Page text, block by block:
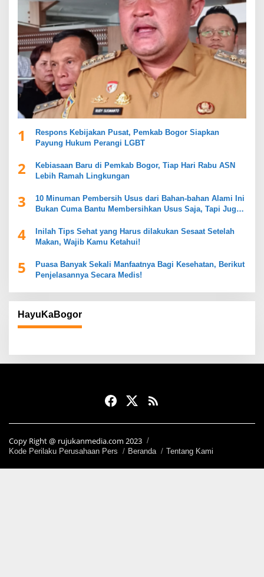
1
Respons Kebijakan Pusat, Pemkab Bogor Siapkan
Payung Hukum Perangi LGBT
2
Kebiasaan Baru di Pemkab Bogor, Tiap Hari Rabu ASN
Lebih Ramah Lingkungan
3
10 Minuman Pembersih Usus dari Bahan-bahan Alami Ini
Bukan Cuma Bantu Membersihkan Usus Saja, Tapi Juga
4
Inilah Tips Sehat yang Harus dilakukan Sesaat Setelah
Makan, Wajib Kamu Ketahui!
5
Puasa Banyak Sekali Manfaatnya Bagi Kesehatan, Berikut
Penjelasannya Secara Medis!
HayuKaBogor
Copy Right @ rujukanmedia.com 2023
Kode Perilaku Perusahaan Pers Beranda Tentang Kami